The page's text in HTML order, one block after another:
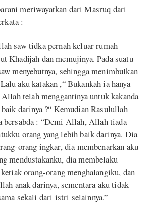
meriwayatkan dari Masruq dari
:
saw tidka pernah keluar rumah
Khadijah dan memujinya. Pada suatu
menyebutnya, sehingga menimbulkan
aku katakan ,“ Bukankah ia hanya
telah menggantinya untuk kakanda
darinya ?“ Kemudian Rasulullah
bersabda : “Demi Allah, Allah tiada
orang yang lebih baik darinya. Dia
orang ingkar, dia membenarkan aku
mendustakanku, dia membelaku
orang-orang menghalangiku, dan
anak darinya, sementara aku tidak
sekali dari istri selainnya.”